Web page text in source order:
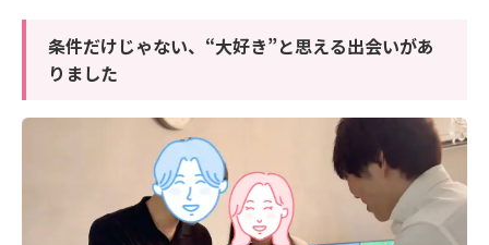
条件だけじゃない、“大好き”と思える出会いがあ
りました